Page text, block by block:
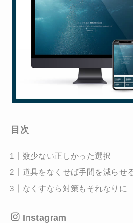
目次
数少ない正しかった選択
道具をなくせば手間を減らせ
なくすなら対策もそれなりに
Instagram